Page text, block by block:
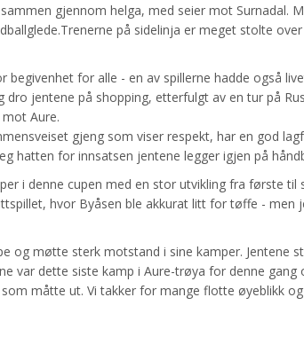
gjennom helga, med seier mot Surnadal.
på sidelinja er meget stolte
begivenhet for alle - en av spillerne hadde også
dro jentene på shopping, etterfulgt av en tur på
Aure.
gjeng som viser respekt, har en god
hatten for innsatsen jentene legger igjen på
i denne cupen med en stor utvikling fra første til
hvor Byåsen ble akkurat litt for tøffe - men
og møtte sterk motstand i sine kamper. Jentene
var dette siste kamp i Aure-trøya for denne
måtte ut. Vi takker for mange flotte øyeblikk